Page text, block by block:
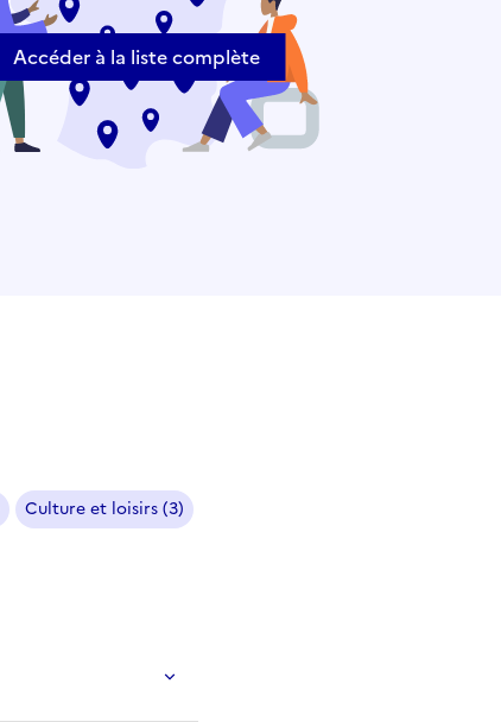
Accéder à la liste complète
Culture et loisirs (3)